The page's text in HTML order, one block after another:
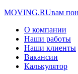
MOVING.RUвам
О компании
Наши работы
Наши клиенты
Вакансии
Калькулятор